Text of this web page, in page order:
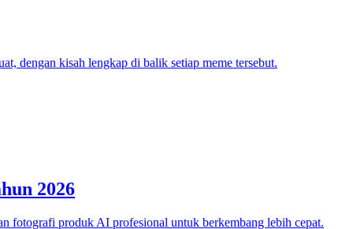
dengan kisah lengkap di balik setiap meme tersebut.
2026
fotografi produk AI profesional untuk berkembang lebih cepat.